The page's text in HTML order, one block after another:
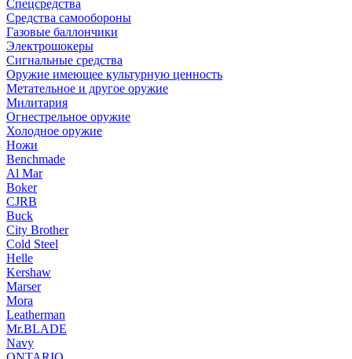
Спецсредства
Средства самообороны
Газовые баллончики
Электрошокеры
Сигнальные средства
Оружие имеющее культурную ценность
Метательное и другое оружие
Милитария
Огнестрельное оружие
Холодное оружие
Ножи
Benchmade
Al Mar
Boker
CJRB
Buck
City Brother
Cold Steel
Helle
Kershaw
Marser
Mora
Leatherman
Mr.BLADE
Navy